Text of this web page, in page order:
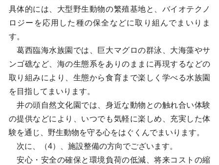
具体的には、大型野生動物の繁殖基地と、バイオテクノ
ロジーを応用した種の保全などに取り組んでまいりま
す。
葛西臨海水族園では、巨大マグロの群泳、大海藻やサ
ンゴ礁など、海の生態系をありのままに再現するなどの
取り組みにより、生態から食育まで楽しく学べる水族園
を目指してまいります。
井の頭自然文化園では、身近な動物との触れ合い体験
の提供などにより、いつでも気軽に楽しめ、充実した体
験を通じ、野生動物を守る心をはぐくんでまいります。
次に、（4）、施設整備の方向でございます。
安心・安全の確保と環境負荷の低減、将来コストの縮